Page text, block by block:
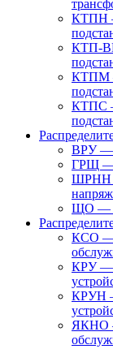
КТПН
КТП-
КТПМ
КТПС
ВРУ —
ГРЩ —
ШРНН
ЩО —
КСО —
КРУ —
КРУН —
ЯКНО